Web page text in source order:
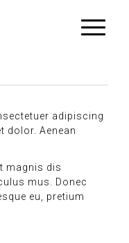
adipiscing
dolor. Aenean
magnis dis
mus. Donec
eu, pretium